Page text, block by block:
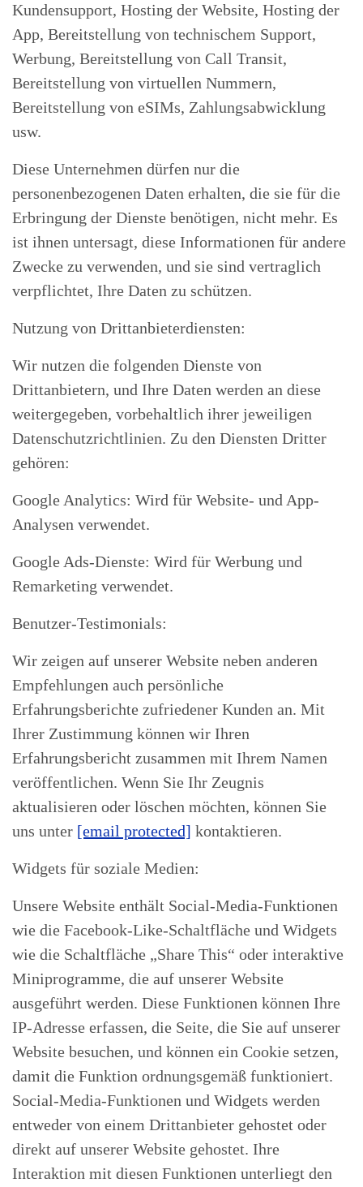
Kundensupport, Hosting der Website, Hosting der
App, Bereitstellung von technischem Support,
Werbung, Bereitstellung von Call Transit,
Bereitstellung von virtuellen Nummern,
Bereitstellung von eSIMs, Zahlungsabwicklung
usw.
Diese Unternehmen dürfen nur die
personenbezogenen Daten erhalten, die sie für die
Erbringung der Dienste benötigen, nicht mehr. Es
ist ihnen untersagt, diese Informationen für andere
Zwecke zu verwenden, und sie sind vertraglich
verpflichtet, Ihre Daten zu schützen.
Nutzung von Drittanbieterdiensten:
Wir nutzen die folgenden Dienste von
Drittanbietern, und Ihre Daten werden an diese
weitergegeben, vorbehaltlich ihrer jeweiligen
Datenschutzrichtlinien. Zu den Diensten Dritter
gehören:
Google Analytics: Wird für Website- und App-
Analysen verwendet.
Google Ads-Dienste: Wird für Werbung und
Remarketing verwendet.
Benutzer-Testimonials:
Wir zeigen auf unserer Website neben anderen
Empfehlungen auch persönliche
Erfahrungsberichte zufriedener Kunden an. Mit
Ihrer Zustimmung können wir Ihren
Erfahrungsbericht zusammen mit Ihrem Namen
veröffentlichen. Wenn Sie Ihr Zeugnis
aktualisieren oder löschen möchten, können Sie
uns unter [email protected] kontaktieren.
Widgets für soziale Medien:
Unsere Website enthält Social-Media-Funktionen
wie die Facebook-Like-Schaltfläche und Widgets
wie die Schaltfläche „Share This“ oder interaktive
Miniprogramme, die auf unserer Website
ausgeführt werden. Diese Funktionen können Ihre
IP-Adresse erfassen, die Seite, die Sie auf unserer
Website besuchen, und können ein Cookie setzen,
damit die Funktion ordnungsgemäß funktioniert.
Social-Media-Funktionen und Widgets werden
entweder von einem Drittanbieter gehostet oder
direkt auf unserer Website gehostet. Ihre
Interaktion mit diesen Funktionen unterliegt den